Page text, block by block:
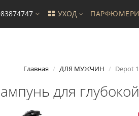
УХОД
Главная ДЛЯ МУЖЧИН Depot
для